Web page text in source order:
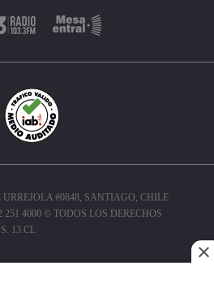
URREJOLA #0848, SANTIAGO, CHILE
251 4000 © TODOS LOS DERECHOS
13.CL